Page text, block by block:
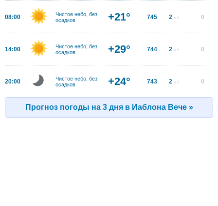
08:00
Чистое небо, без
осадков
+21° 745 2 м/с 0
14:00
Чистое небо, без
осадков
+29° 744 2 м/с 0
20:00
Чистое небо, без
осадков
+24° 743 2 м/с 0
Прогноз погоды на 3 дня в Иаблона Вече »